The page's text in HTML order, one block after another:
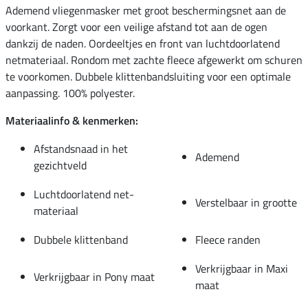
Ademend vliegenmasker met groot beschermingsnet aan de
voorkant. Zorgt voor een veilige afstand tot aan de ogen
dankzij de naden. Oordeeltjes en front van luchtdoorlatend
netmateriaal. Rondom met zachte fleece afgewerkt om schuren
te voorkomen. Dubbele klittenbandsluiting voor een optimale
aanpassing. 100% polyester.
Materiaalinfo & kenmerken:
Afstandsnaad in het
gezichtveld
Ademend
Luchtdoorlatend net-
materiaal
Verstelbaar in grootte
Dubbele klittenband Fleece randen
Verkrijgbaar in Pony maat
Verkrijgbaar in Maxi
maat